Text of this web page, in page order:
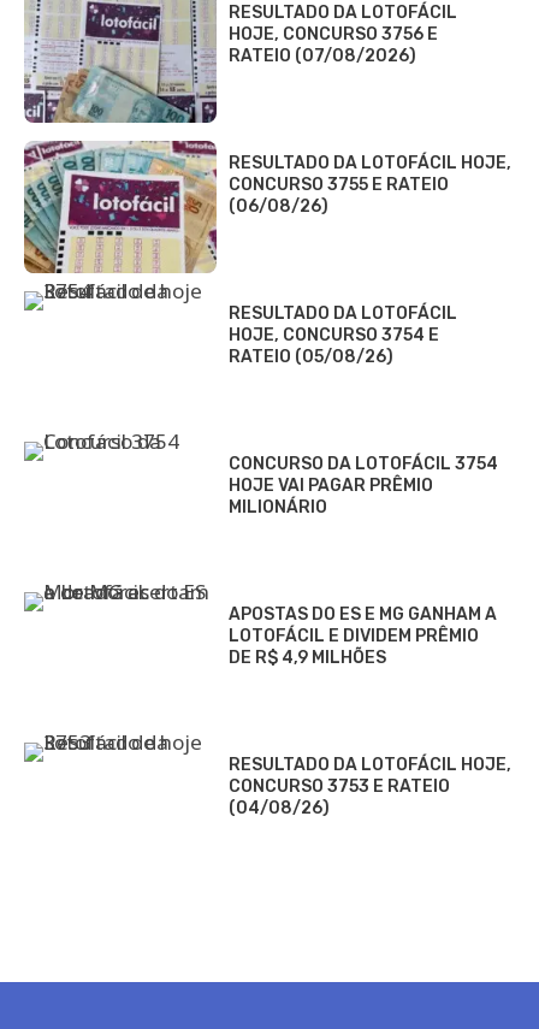
RESULTADO DA LOTOFÁCIL
HOJE, CONCURSO 3756 E
RATEIO (07/08/2026)
RESULTADO DA LOTOFÁCIL HOJE,
CONCURSO 3755 E RATEIO
(06/08/26)
RESULTADO DA LOTOFÁCIL
HOJE, CONCURSO 3754 E
RATEIO (05/08/26)
CONCURSO DA LOTOFÁCIL 3754
HOJE VAI PAGAR PRÊMIO
MILIONÁRIO
APOSTAS DO ES E MG GANHAM A
LOTOFÁCIL E DIVIDEM PRÊMIO
DE R$ 4,9 MILHÕES
RESULTADO DA LOTOFÁCIL HOJE,
CONCURSO 3753 E RATEIO
(04/08/26)